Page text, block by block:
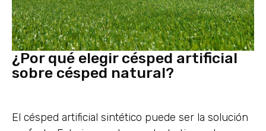
¿Por qué elegir césped artificial
sobre césped natural?
El césped artificial sintético puede ser la solución